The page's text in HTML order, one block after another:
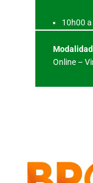
10h00
Online –